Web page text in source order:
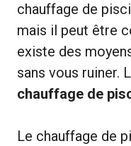
chauffage de
mais il peut être
existe des
sans vous ruiner.
chauffage de
Le chauffage de